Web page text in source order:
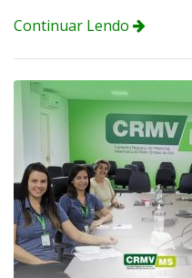
Continuar Lendo